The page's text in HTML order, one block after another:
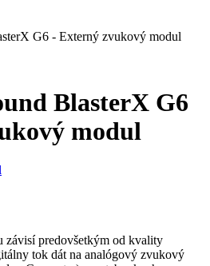
G6 - Externý zvukový modul
BlasterX G6
modul
závisí predovšetkým od kvality
tok dát na analógový zvukový